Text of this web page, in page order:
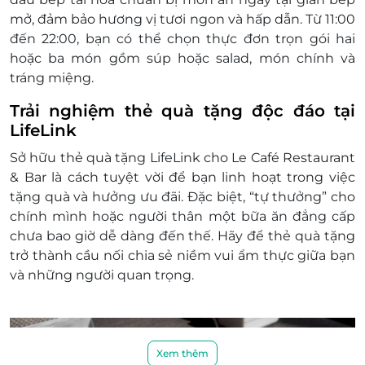
mở, đảm bảo hương vị tươi ngon và hấp dẫn. Từ 11:00
đến 22:00, bạn có thể chọn thực đơn trọn gói hai
hoặc ba món gồm súp hoặc salad, món chính và
tráng miệng.
Trải nghiệm thẻ quà tặng độc đáo tại
LifeLink
Sở hữu thẻ quà tặng LifeLink cho Le Café Restaurant
& Bar là cách tuyệt vời để bạn linh hoạt trong việc
tặng quà và hưởng ưu đãi. Đặc biệt, “tự thưởng” cho
chính mình hoặc người thân một bữa ăn đẳng cấp
chưa bao giờ dễ dàng đến thế. Hãy để thẻ quà tặng
trở thành cầu nối chia sẻ niềm vui ẩm thực giữa bạn
và những người quan trọng.
Xem thêm